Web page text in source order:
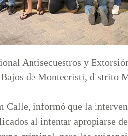
Antisecuestros y
de Montecristi, distrito
Calle, informó que la
al intentar apropiarse